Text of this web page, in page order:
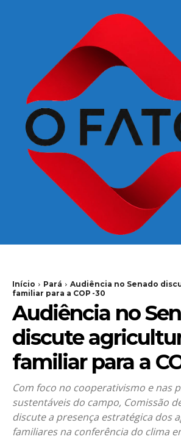
Início Pará
Audiência no Senado
familiar para a COP -30
Audiência no
discute
familiar para a
Com foco no cooperativismo e nas
sustentáveis do campo, Comissão
discute a presença estratégica dos
familiares na conferência do clima